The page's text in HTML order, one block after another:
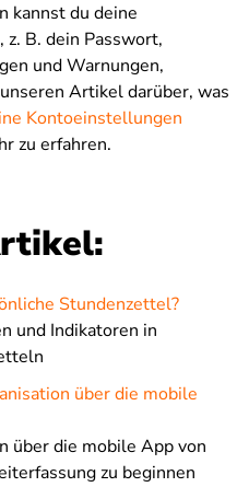
kannst du deine
B. dein Passwort,
und Warnungen,
Artikel darüber, was
Kontoeinstellungen
zu erfahren.
Stundenzettel?
und Indikatoren in
über die mobile
über die mobile App von
zu beginnen